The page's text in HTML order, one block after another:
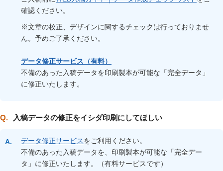
確認ください。
※文章の校正、デザインに関するチェックは行っておりませ
ん。予めご了承ください。
データ修正サービス（有料）
不備のあった入稿データを印刷製本が可能な「完全データ」
に修正いたします。
入稿データの修正をイシダ印刷にしてほしい
データ修正サービスをご利用ください。
不備のあった入稿データを、印刷製本が可能な「完全デー
タ」に修正いたします。（有料サービスです）